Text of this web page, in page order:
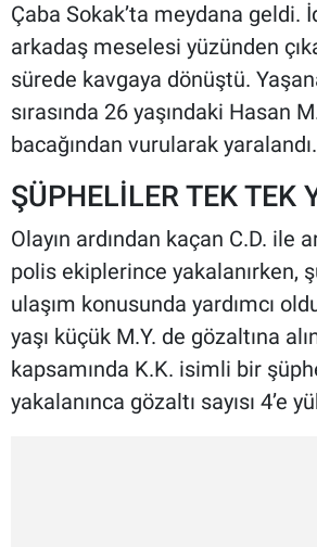
Çaba Sokak’ta meydana geldi.
arkadaş meselesi yüzünden
sürede kavgaya dönüştü.
sırasında 26 yaşındaki Hasan
bacağından vurularak yaralandı.
ŞÜPHELİLER TEK TEK
Olayın ardından kaçan C.D. ile
polis ekiplerince yakalanırken,
ulaşım konusunda yardımcı
yaşı küçük M.Y. de gözaltına
kapsamında K.K. isimli bir
yakalanınca gözaltı sayısı 4’e